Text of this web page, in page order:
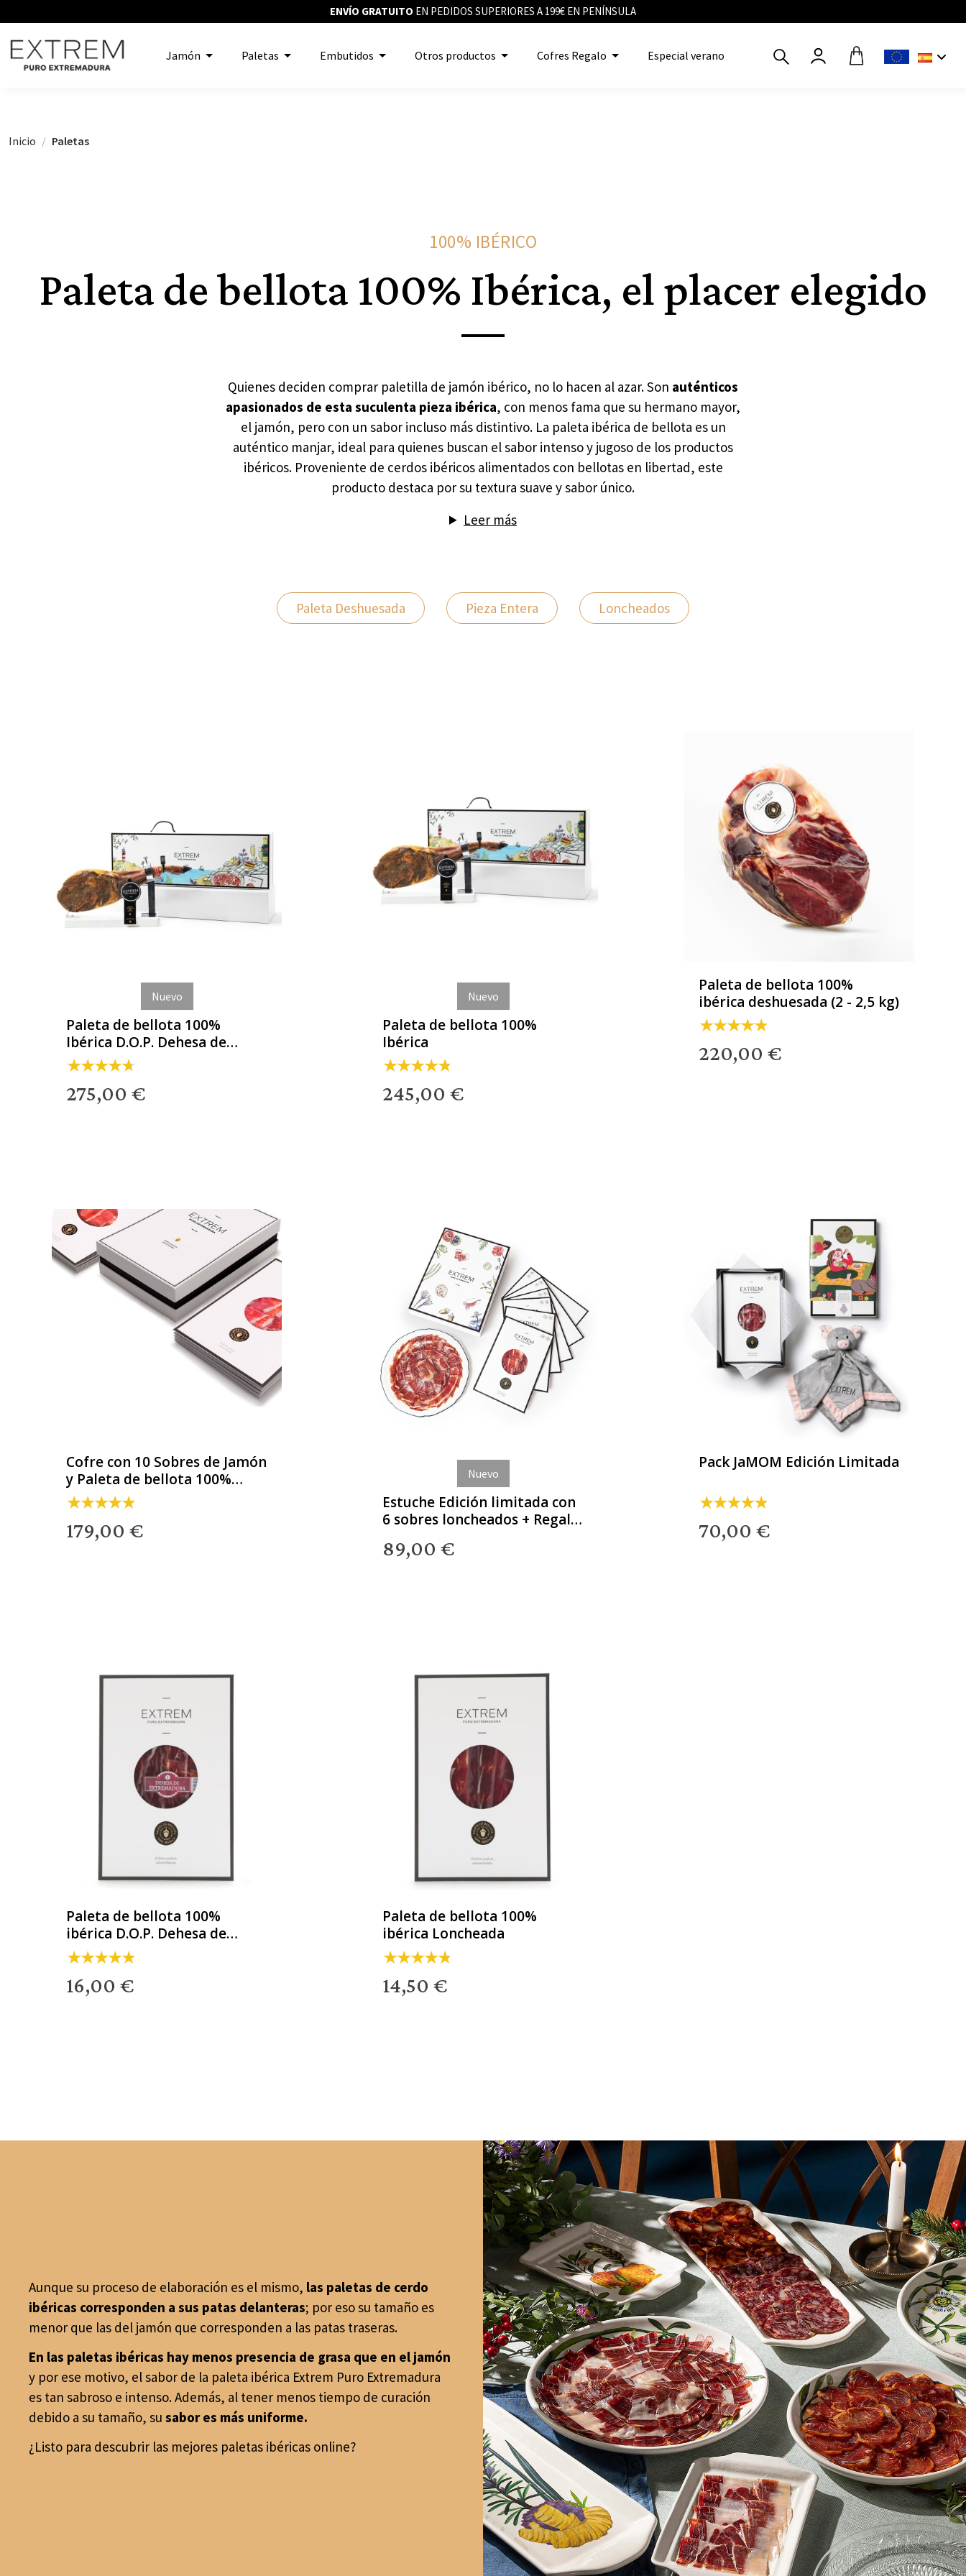
ENVÍO GRATUITO EN PEDIDOS SUPERIORES A 199€ EN PENÍNSULA
Jamón Paletas Embutidos Otros productos Cofres Regalo Especial verano
Inicio Paletas
100% IBÉRICO
Paleta de bellota 100% Ibérica, el placer elegido
Quienes deciden comprar paletilla de jamón ibérico, no lo hacen al azar. Son auténticos
apasionados de esta suculenta pieza ibérica, con menos fama que su hermano mayor,
el jamón, pero con un sabor incluso más distintivo. La paleta ibérica de bellota es un
auténtico manjar, ideal para quienes buscan el sabor intenso y jugoso de los productos
ibéricos. Proveniente de cerdos ibéricos alimentados con bellotas en libertad, este
producto destaca por su textura suave y sabor único.
Leer más
Paleta Deshuesada Pieza Entera Loncheados
Nuevo
Paleta de bellota 100%
Ibérica D.O.P. Dehesa de
Extremadura
275,00 €
Nuevo
Paleta de bellota 100%
Ibérica
245,00 €
Paleta de bellota 100%
ibérica deshuesada (2 - 2,5 kg)
220,00 €
Cofre con 10 Sobres de Jamón
y Paleta de bellota 100%
ibérica
179,00 €
Nuevo
Estuche Edición limitada con
6 sobres loncheados + Regalo
89,00 €
Pack JaMOM Edición Limitada
70,00 €
Paleta de bellota 100%
ibérica D.O.P. Dehesa de
Extremadura Loncheada
16,00 €
Paleta de bellota 100%
ibérica Loncheada
14,50 €
Aunque su proceso de elaboración es el mismo, las paletas de cerdo
ibéricas corresponden a sus patas delanteras; por eso su tamaño es
menor que las del jamón que corresponden a las patas traseras.
En las paletas ibéricas hay menos presencia de grasa que en el jamón
y por ese motivo, el sabor de la paleta ibérica Extrem Puro Extremadura
es tan sabroso e intenso. Además, al tener menos tiempo de curación
debido a su tamaño, su sabor es más uniforme.
¿Listo para descubrir las mejores paletas ibéricas online?